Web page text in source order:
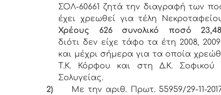
ΣΟΛ-60661 ζητά την διαγραφή των
έχει χρεωθεί για τέλη
Χρέους 626 συνολικό ποσό
διότι δεν είχε τάφο τα έτη 2008, 2009
και μέχρι σήμερα για τα οποία
Τ.Κ. Κόρφου και στη Δ.Κ. Σοφικού
Σολυγείας.
2)
Με την αριθ. Πρωτ. 55959/29-11-